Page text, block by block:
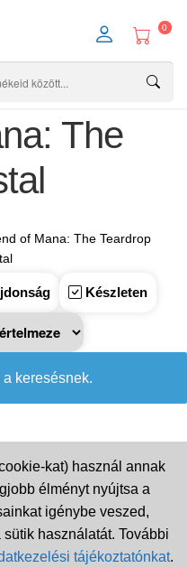
0
The
of Mana: The Teardrop
Készleten
keresésnek.
kat) használ annak
élményt nyújtsa a
igénybe veszed,
használatát. További
tájékoztatónkat.